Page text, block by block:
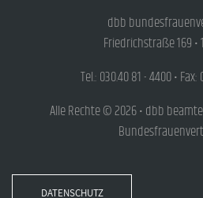
dbb
Friedrichstraße 169 •
Tel.: 030.40 81 - 4400 •
Alle Rechte © 2026 • dbb
DATENSCHUTZ